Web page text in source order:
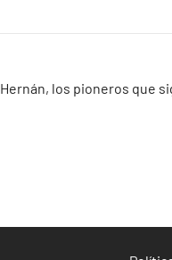
los pioneros que